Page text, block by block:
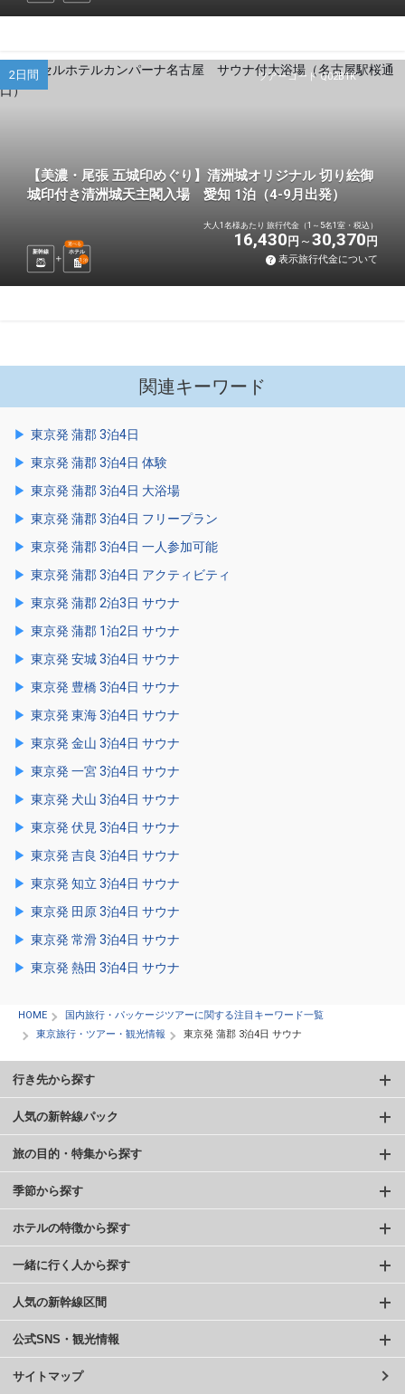
ツアーコード Q02B1K
2日間
【美濃・尾張 五城印めぐり】清洲城オリジナル 切り絵御
城印付き清洲城天主閣入場 愛知 1泊（4-9月出発）
新幹線 ホテル
選べる
1 泊
大人1名様あたり 旅行代金（1～5名1室・税込）
16,430 円 30,370 円
表示旅行代金について
関連キーワード
東京発 蒲郡 3泊4日
東京発 蒲郡 3泊4日 体験
東京発 蒲郡 3泊4日 大浴場
東京発 蒲郡 3泊4日 フリープラン
東京発 蒲郡 3泊4日 一人参加可能
東京発 蒲郡 3泊4日 アクティビティ
東京発 蒲郡 2泊3日 サウナ
東京発 蒲郡 1泊2日 サウナ
東京発 安城 3泊4日 サウナ
東京発 豊橋 3泊4日 サウナ
東京発 東海 3泊4日 サウナ
東京発 金山 3泊4日 サウナ
東京発 一宮 3泊4日 サウナ
東京発 犬山 3泊4日 サウナ
東京発 伏見 3泊4日 サウナ
東京発 吉良 3泊4日 サウナ
東京発 知立 3泊4日 サウナ
東京発 田原 3泊4日 サウナ
東京発 常滑 3泊4日 サウナ
東京発 熱田 3泊4日 サウナ
HOME
国内旅行・パッケージツアーに関する注目キーワード一覧
東京旅行・ツアー・観光情報
東京発 蒲郡 3泊4日 サウナ
行き先から探す
人気の新幹線パック
旅の目的・特集から探す
季節から探す
ホテルの特徴から探す
一緒に行く人から探す
人気の新幹線区間
公式SNS・観光情報
サイトマップ